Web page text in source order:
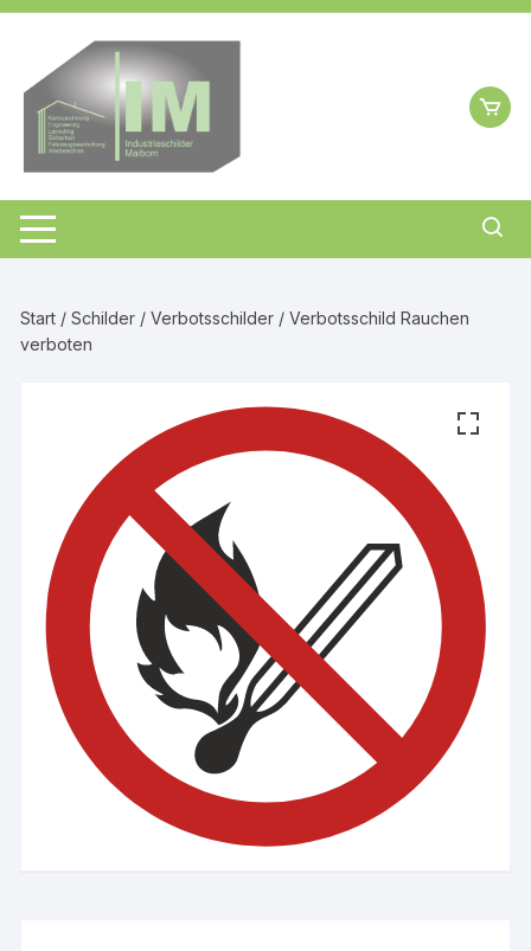
Zum
springen
Start /Schilder /Verbotsschilder / Verbotsschild Rauchen
verboten